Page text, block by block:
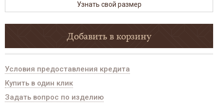
Узнать свой размер
Добавить в корзину
Условия предоставления кредита
Купить в один клик
Задать вопрос по изделию